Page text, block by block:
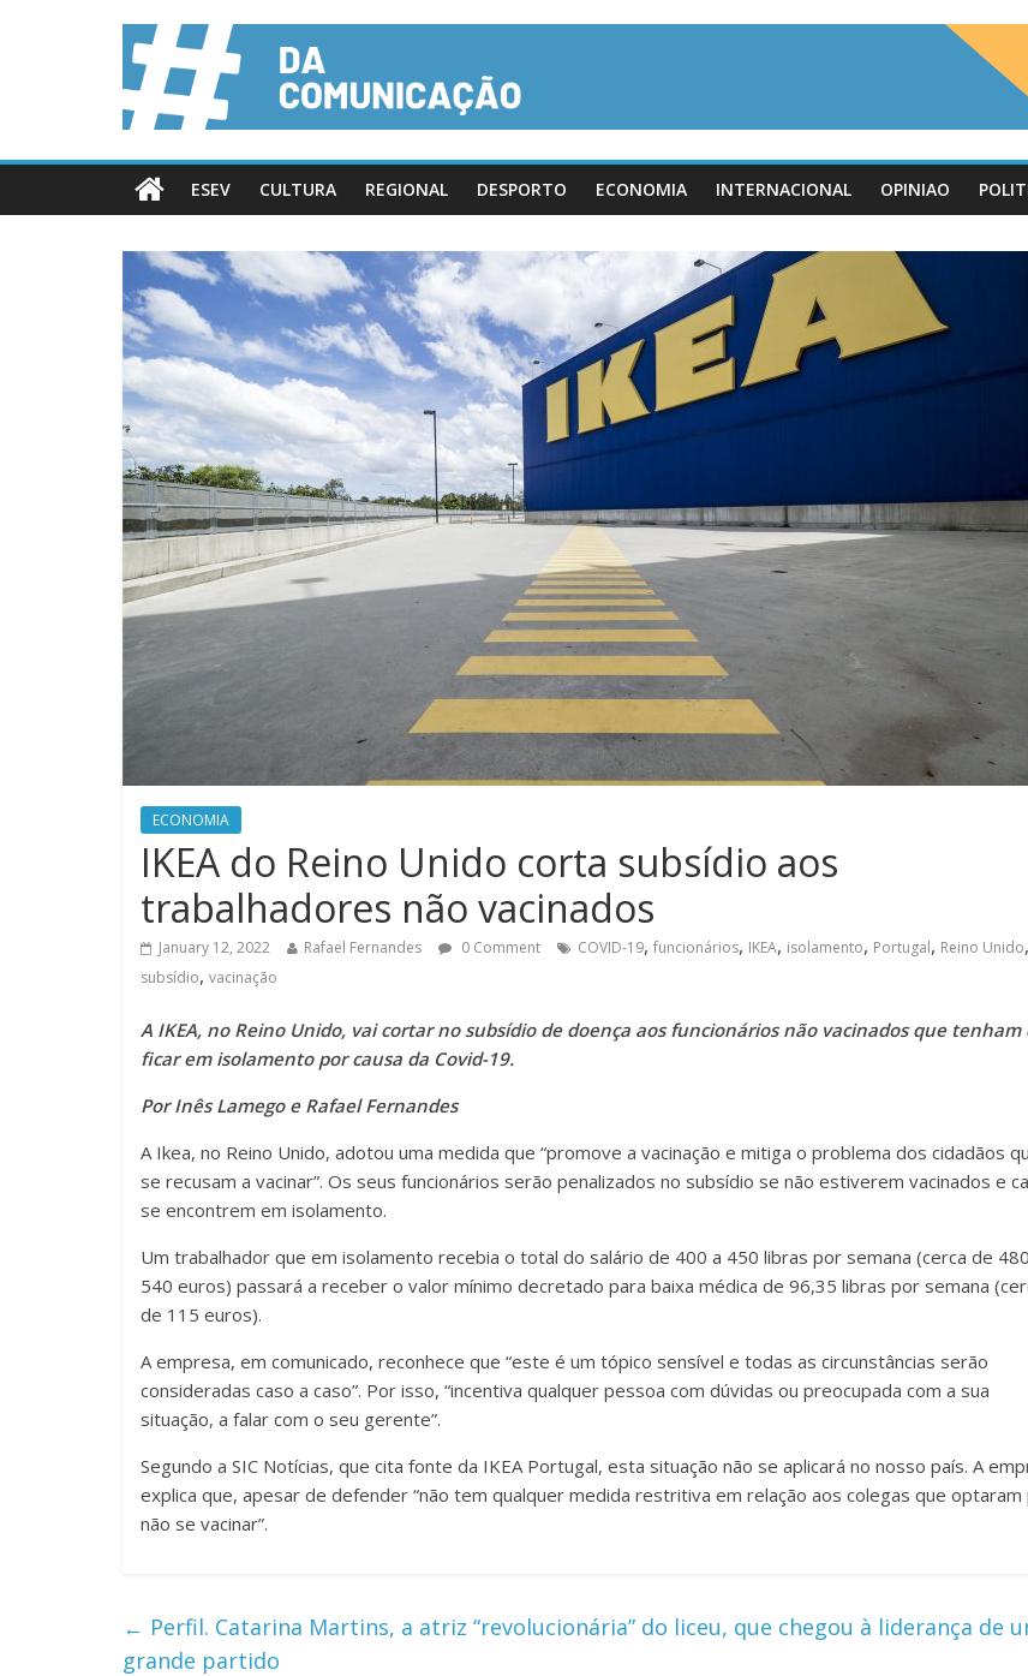
ESEV CULTURA REGIONAL DESPORTO ECONOMIA INTERNACIONAL OPINIAO
ECONOMIA
IKEA do Reino Unido corta subsídio aos
trabalhadores não vacinados
January 12, 2022 Rafael Fernandes 0 Comment COVID-19, funcionários, IKEA, isolamento, Portugal, Reino Unido,
subsídio, vacinação
A IKEA, no Reino Unido, vai cortar no subsídio de doença aos funcionários não vacinados que tenham
ficar em isolamento por causa da Covid-19.
Por Inês Lamego e Rafael Fernandes
A Ikea, no Reino Unido, adotou uma medida que “promove a vacinação e mitiga o problema dos cidadãos
se recusam a vacinar”. Os seus funcionários serão penalizados no subsídio se não estiverem vacinados e
se encontrem em isolamento.
Um trabalhador que em isolamento recebia o total do salário de 400 a 450 libras por semana (cerca de
540 euros) passará a receber o valor mínimo decretado para baixa médica de 96,35 libras por semana
de 115 euros).
A empresa, em comunicado, reconhece que “este é um tópico sensível e todas as circunstâncias serão
consideradas caso a caso”. Por isso, “incentiva qualquer pessoa com dúvidas ou preocupada com a sua
situação, a falar com o seu gerente”.
Segundo a SIC Notícias, que cita fonte da IKEA Portugal, esta situação não se aplicará no nosso país. A
explica que, apesar de defender “não tem qualquer medida restritiva em relação aos colegas que optaram
não se vacinar”.
← Perfil. Catarina Martins, a atriz “revolucionária” do liceu, que chegou à liderança de
grande partido